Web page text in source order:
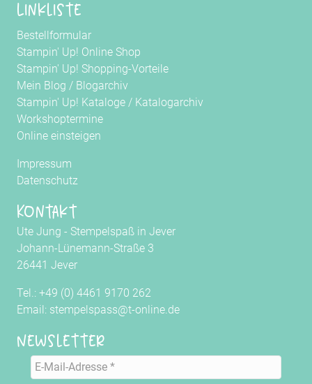
Linkliste
Bestellformular
Stampin' Up! Online Shop
Stampin' Up! Shopping-Vorteile
Mein Blog / Blogarchiv
Stampin' Up! Kataloge / Katalogarchiv
Workshoptermine
Online einsteigen
Impressum
Datenschutz
Kontakt
Ute Jung - Stempelspaß in Jever
Johann-Lünemann-Straße 3
26441 Jever
Tel.: +49 (0) 4461 9170 262
Email: stempelspass@t-online.de
Newsletter